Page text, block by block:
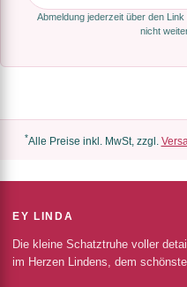
Abmeldung jederzeit über den
nicht
*Alle Preise inkl. MwSt, zzgl.
EY LINDA
Die kleine Schatztruhe voller
im Herzen Lindens, dem